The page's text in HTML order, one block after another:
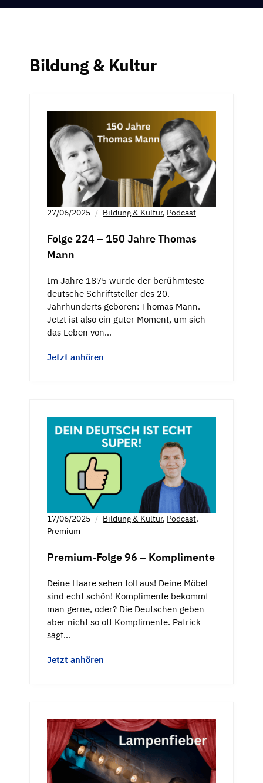
Bildung & Kultur
27/06/2025 Bildung & Kultur, Podcast
Folge 224 – 150 Jahre Thomas
Mann
Im Jahre 1875 wurde der berühmteste
deutsche Schriftsteller des 20.
Jahrhunderts geboren: Thomas Mann.
Jetzt ist also ein guter Moment, um sich
das Leben von…
Jetzt anhören
17/06/2025 Bildung & Kultur, Podcast,
Premium
Premium-Folge 96 – Komplimente
Deine Haare sehen toll aus! Deine Möbel
sind echt schön! Komplimente bekommt
man gerne, oder? Die Deutschen geben
aber nicht so oft Komplimente. Patrick
sagt…
Jetzt anhören